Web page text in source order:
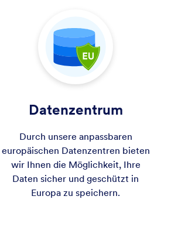
Datenzentrum
Durch unsere anpassbaren
europäischen Datenzentren bieten
wir Ihnen die Möglichkeit, Ihre
Daten sicher und geschützt in
Europa zu speichern.